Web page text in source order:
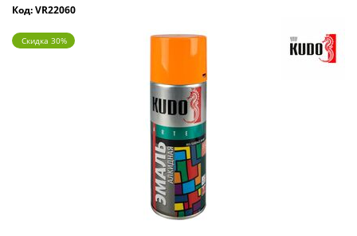
Код: VR22060
Скидка 30%